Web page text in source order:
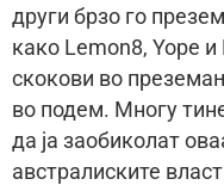
други брзо го
како Lemon8, Yope
скокови во
во подем. Многу
да ја заобиколат
австралиските